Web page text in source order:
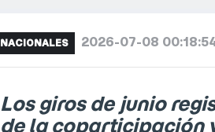
NACIONALES 2026-07-08
Los giros de junio
de la coparticipación